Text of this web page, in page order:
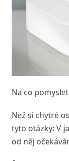
Na co
Než si chytré
tyto otázky: V
od něj